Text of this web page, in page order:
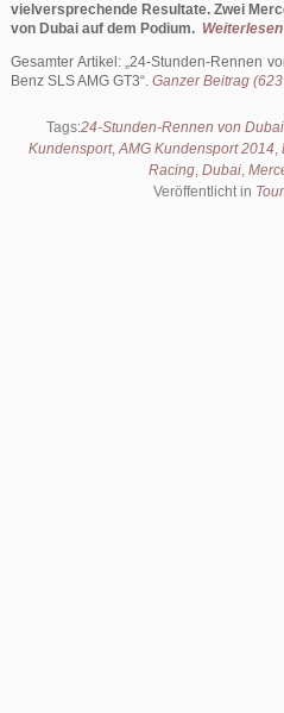
vielversprechende Resultate. Zwei
von Dubai auf dem Podium. Weiterlesen
Gesamter Artikel: 24-Stunden-Rennen
Benz SLS AMG GT3 . Ganzer Beitrag
Tags:24-Stunden-Rennen von
Kundensport,AMG Kundensport 2014,
Racing, Dubai,
Veröffentlicht in